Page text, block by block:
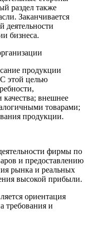
раздел также
Заканчивается
деятельности
бизнеса.
продукции
этой целью
качества; внешнее
товарами;
продукции.
фирмы по
и предоставлению
рынка и реальных
высокой прибыли.
ориентация
требования и